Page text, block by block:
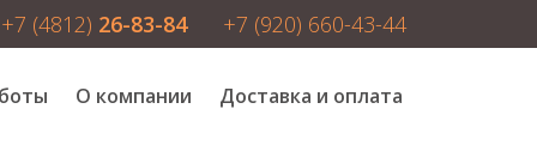
+7 (4812) 26-83-84 +7 (920) 660-43-44
О компании Доставка и оплата